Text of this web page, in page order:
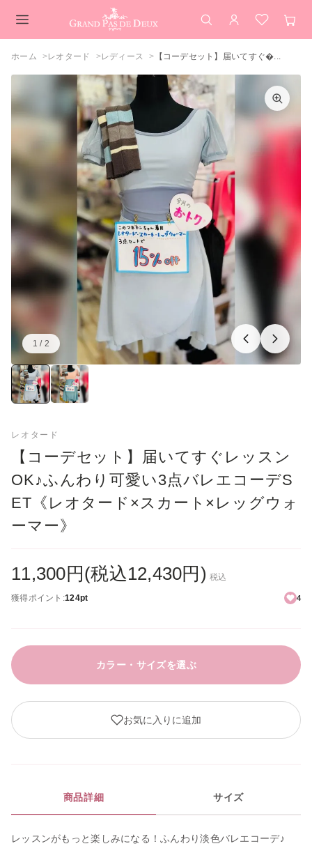
検索 アカウント
お気に入
カ
カラーを選択してください
ピーグリーンペールモーブ
ムーンライトブルーウィンタースカイ
閉じる
【コーデセット】届いてすぐレッスンOK
♪ふんわり可愛い3点バレエコーデSET
《レオタード×スカート×レッグウォーマ
ー》
買い物を続ける カートを見る
ホーム レオタード レディース 【コーデセット】届いてすぐ�...
1 / 2
画像：1／2
レオタード
【コーデセット】届いてすぐレッスン
OK♪ふんわり可愛い3点バレエコーデS
ET《レオタード×スカート×レッグウォ
ーマー》
11,300円(税込12,430円) 税込
獲得ポイント:124pt 4
カラー・サイズを選ぶ
お気に入りに追加
商品詳細 サイズ
レッスンがもっと楽しみになる！ふんわり淡色バレエコーデ♪